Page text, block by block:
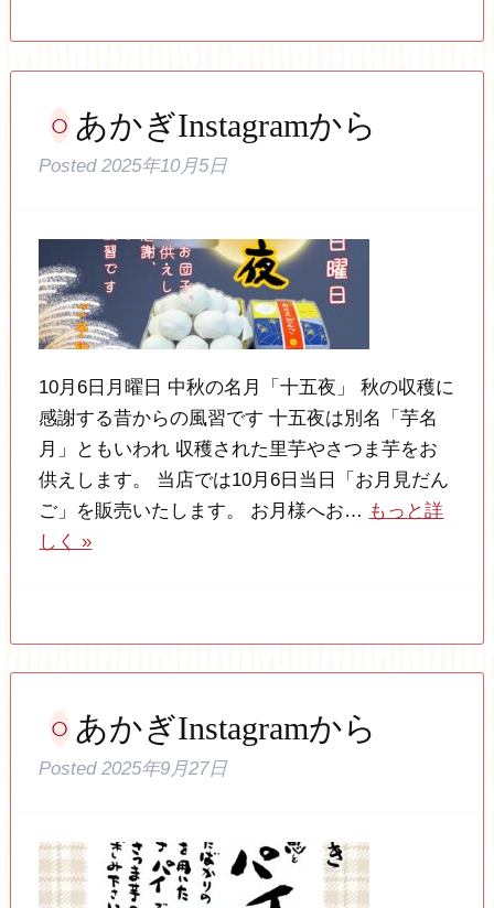
あかぎInstagramから
Posted2025年10月5日
10月6日月曜日 中秋の名月「十五夜」 秋の収穫に
感謝する昔からの風習です 十五夜は別名「芋名
月」ともいわれ 収穫された里芋やさつま芋をお
供えします。 当店では10月6日当日「お月見だん
ご」を販売いたします。 お月様へお… もっと詳
しく »
あかぎInstagramから
Posted2025年9月27日